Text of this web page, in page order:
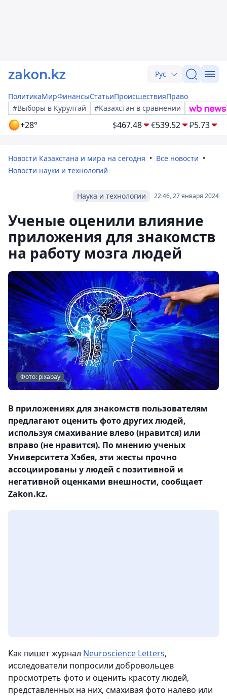
Рус
ПолитикаМирФинансыСтатьиПроисшествияПраво
#Выборы в Курултай
#Казахстан в сравнении
+28° $467.48 €539.52 ₽5.73
Новости Казахстана и мира на сегодня
Все новости
Новости науки и технологий
22:46, 27 января 2024
Наука и технологии
Ученые оценили влияние
приложения для знакомств
на работу мозга людей
Фото: pixabay
В приложениях для знакомств пользователям
предлагают оценить фото других людей,
используя смахивание влево (нравится) или
вправо (не нравится). По мнению ученых
Университета Хэбея, эти жесты прочно
ассоциированы у людей с позитивной и
негативной оценками внешности, сообщает
Zakon.kz.
Как пишет журнал Neuroscience Letters,
исследователи попросили добровольцев
просмотреть фото и оценить красоту людей,
представленных на них, смахивая фото налево или